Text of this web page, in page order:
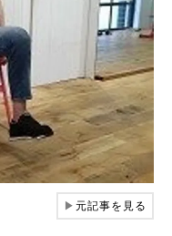
▶元記事を見る